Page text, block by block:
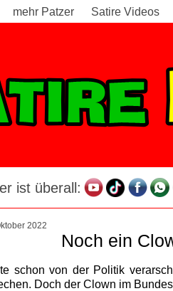
mehr Patzer Satire Videos
ist überall:
2022
Noch ein
schon von der Politik
Doch der Clown im